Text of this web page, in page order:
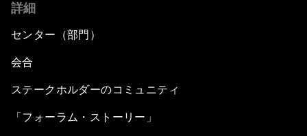
詳細
センター（部門）
会合
ステークホルダーのコミュニティ
「フォーラム・ストーリー」